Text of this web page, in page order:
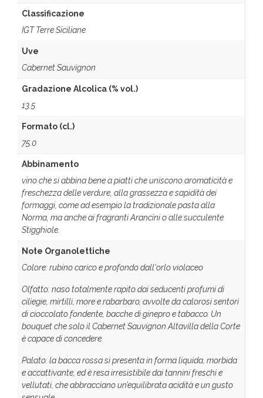
Classificazione
IGT Terre Siciliane
Uve
Cabernet Sauvignon
Gradazione Alcolica (% vol.)
13.5
Formato (cl.)
75.0
Abbinamento
vino che si abbina bene a piatti che uniscono aromaticità e
freschezza delle verdure, alla grassezza e sapidità dei
formaggi, come ad esempio la tradizionale pasta alla
Norma, ma anche ai fragranti Arancini o alle succulente
Stigghiole.
Note Organolettiche
Colore: rubino carico e profondo dall'orlo violaceo
Olfatto: naso totalmente rapito dai seducenti profumi di
ciliegie, mirtilli, more e rabarbaro, avvolte da calorosi sentori
di cioccolato fondente, bacche di ginepro e tabacco. Un
bouquet che solo il Cabernet Sauvignon Altavilla della Corte
è capace di concedere.
Palato: la bacca rossa si presenta in forma liquida, morbida
e accattivante, ed è resa irresistibile dai tannini freschi e
vellutati, che abbracciano un’equilibrata acidità e un gusto